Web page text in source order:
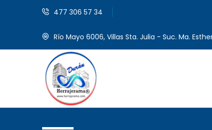
477 306 57 34
Río Mayo 6006, Villas Sta. Julia - Suc. Ma.